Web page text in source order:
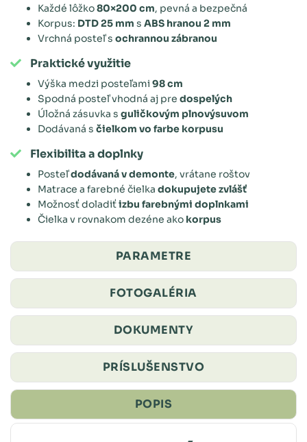
Každé lôžko80×200 cm, pevná a bezpečná
Korpus: DTD 25 mm s ABS hranou 2 mm
Vrchná posteľ s ochrannou zábranou
Praktické využitie
Výška medzi posteľami 98 cm
Spodná posteľ vhodná aj pre dospelých
Úložná zásuvka s guličkovým plnovýsuvom
Dodávaná s čielkom vo farbe korpusu
Flexibilita a doplnky
Posteľdodávaná v demonte, vrátane roštov
Matrace a farebné čielka dokupujete zvlášť
Možnosť doladiťizbu farebnými doplnkami
Čielka v rovnakom dezéne ako korpus
PARAMETRE
FOTOGALÉRIA
DOKUMENTY
PRÍSLUŠENSTVO
POPIS